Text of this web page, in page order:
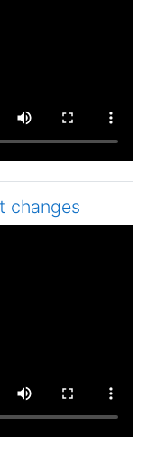
changes